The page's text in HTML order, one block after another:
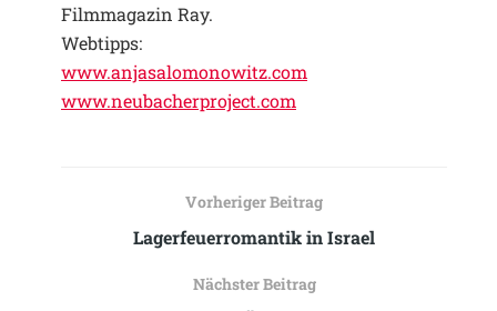
Filmmagazin Ray.
Webtipps:
www.anjasalomonowitz.com
www.neubacherproject.com
Vorheriger Beitrag
Lagerfeuerromantik in Israel
Nächster Beitrag